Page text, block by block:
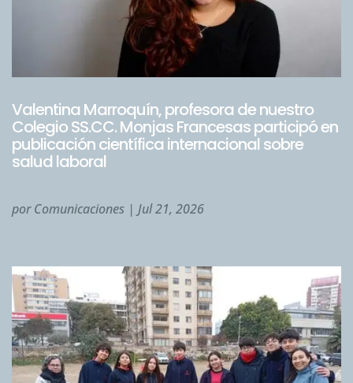
Valentina Marroquín, profesora de nuestro
Colegio SS.CC. Monjas Francesas participó en
publicación científica internacional sobre
salud laboral
porComunicaciones | Jul 21, 2026